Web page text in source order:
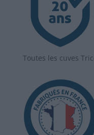
Toutes les cuves